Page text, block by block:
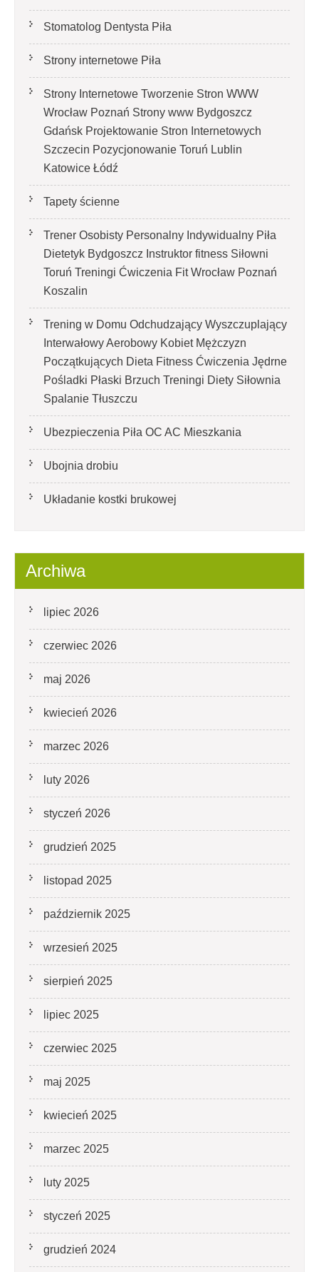
Stomatolog Dentysta Piła
Strony internetowe Piła
Strony Internetowe Tworzenie Stron WWW
Wrocław Poznań Strony www Bydgoszcz
Gdańsk Projektowanie Stron Internetowych
Szczecin Pozycjonowanie Toruń Lublin
Katowice Łódź
Tapety ścienne
Trener Osobisty Personalny Indywidualny Piła
Dietetyk Bydgoszcz Instruktor fitness Siłowni
Toruń Treningi Ćwiczenia Fit Wrocław Poznań
Koszalin
Trening w Domu Odchudzający Wyszczuplający
Interwałowy Aerobowy Kobiet Mężczyzn
Początkujących Dieta Fitness Ćwiczenia Jędrne
Pośladki Płaski Brzuch Treningi Diety Siłownia
Spalanie Tłuszczu
Ubezpieczenia Piła OC AC Mieszkania
Ubojnia drobiu
Układanie kostki brukowej
Archiwa
lipiec 2026
czerwiec 2026
maj 2026
kwiecień 2026
marzec 2026
luty 2026
styczeń 2026
grudzień 2025
listopad 2025
październik 2025
wrzesień 2025
sierpień 2025
lipiec 2025
czerwiec 2025
maj 2025
kwiecień 2025
marzec 2025
luty 2025
styczeń 2025
grudzień 2024